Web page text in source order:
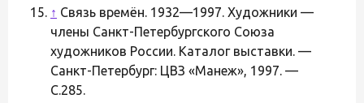
↑ Связь времён. 1932—1997. Художники —
члены Санкт-Петербургского Союза
художников России. Каталог выставки. —
Санкт-Петербург: ЦВЗ «Манеж», 1997. —
С.285.